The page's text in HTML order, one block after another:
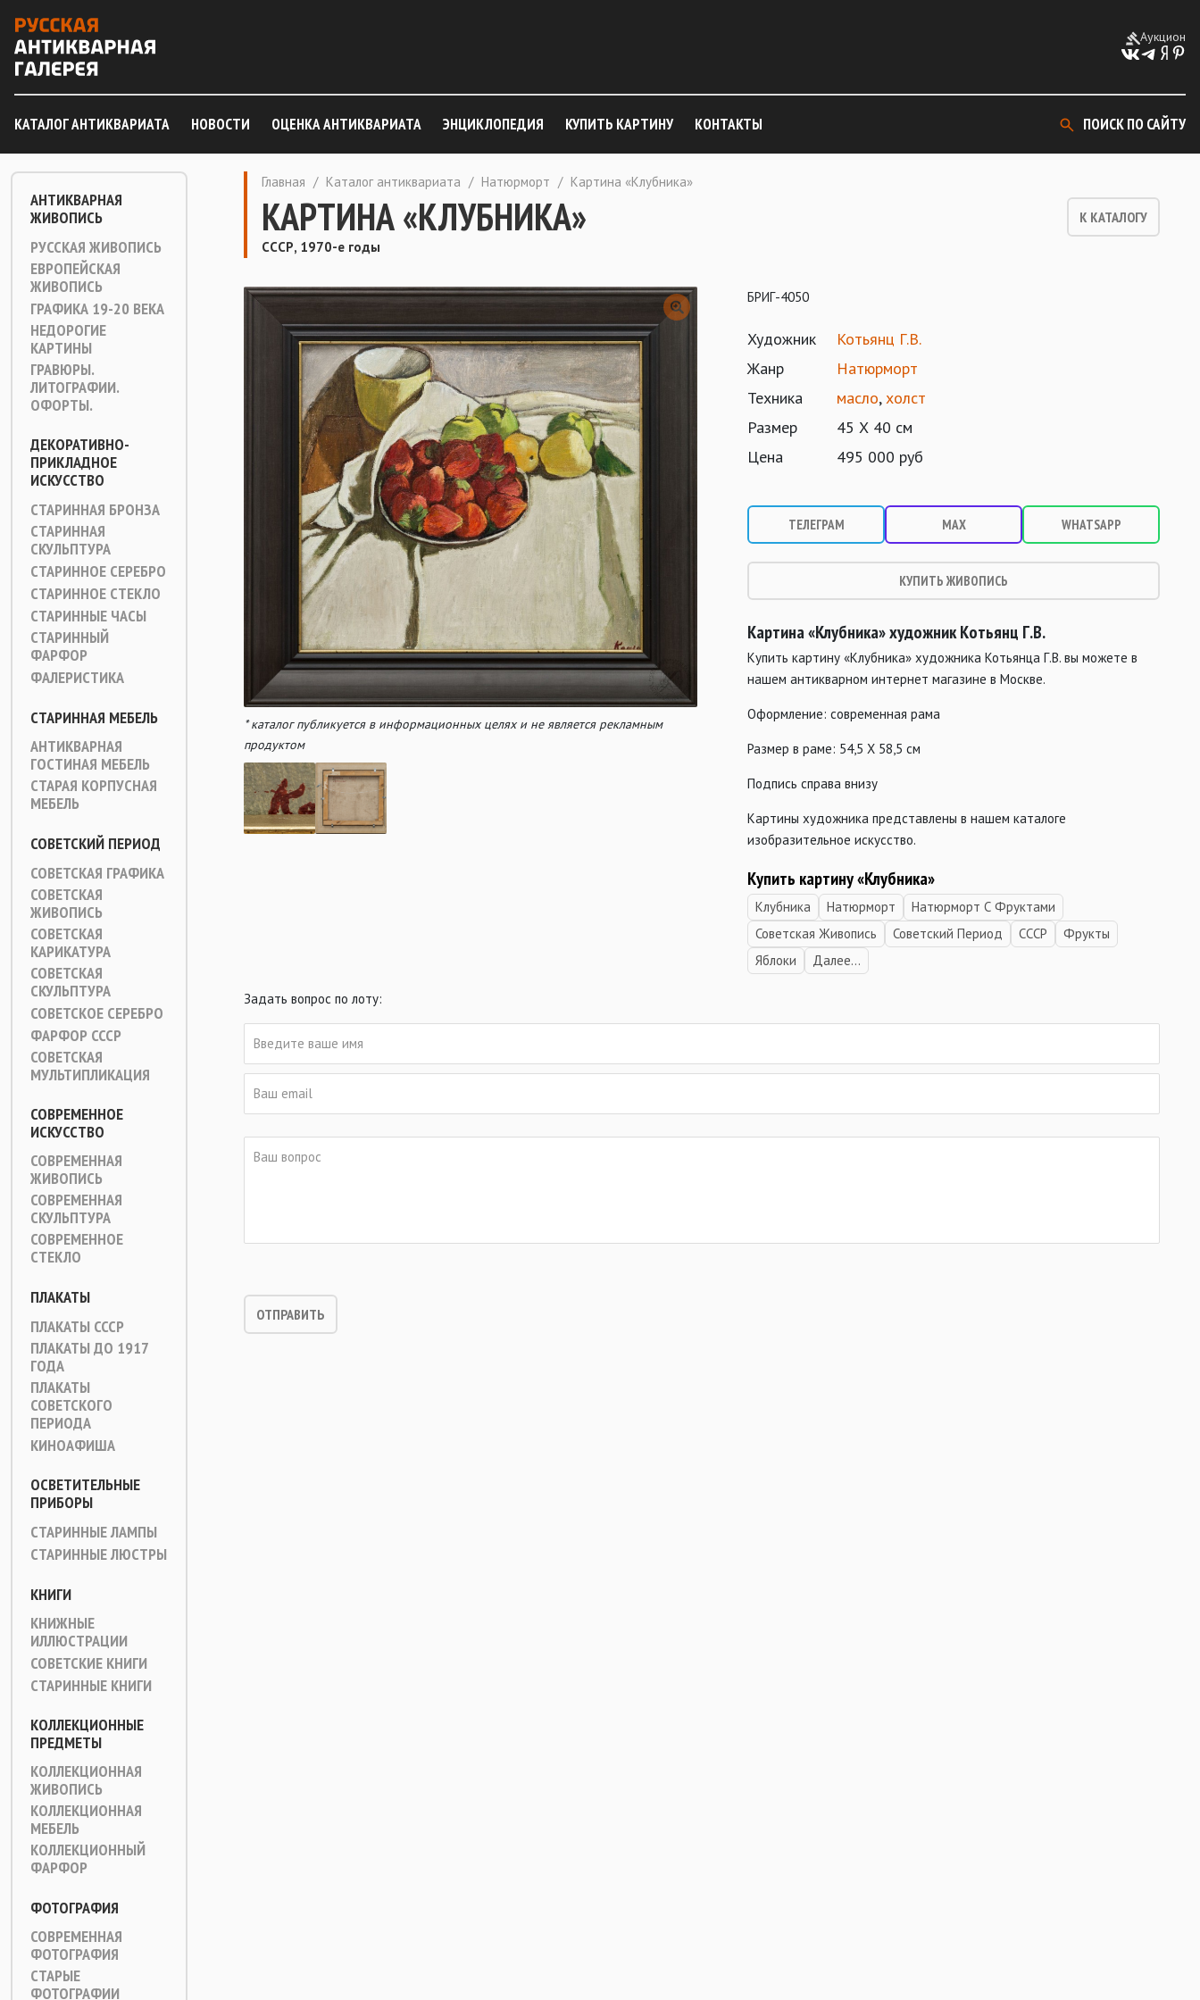
Аукцион
КАТАЛОГ АНТИКВАРИАТА НОВОСТИ ОЦЕНКА АНТИКВАРИАТА ЭНЦИКЛОПЕДИЯ КУПИТЬ КАРТИНУ КОНТАКТЫ ПОИСК ПО САЙТУ
АНТИКВАРНАЯ
ЖИВОПИСЬ
РУССКАЯ ЖИВОПИСЬ
ЕВРОПЕЙСКАЯ
ЖИВОПИСЬ
ГРАФИКА 19-20 ВЕКА
НЕДОРОГИЕ
КАРТИНЫ
ГРАВЮРЫ.
ЛИТОГРАФИИ.
ОФОРТЫ.
ДЕКОРАТИВНО-
ПРИКЛАДНОЕ
ИСКУССТВО
СТАРИННАЯ БРОНЗА
СТАРИННАЯ
СКУЛЬПТУРА
СТАРИННОЕ СЕРЕБРО
СТАРИННОЕ СТЕКЛО
СТАРИННЫЕ ЧАСЫ
СТАРИННЫЙ
ФАРФОР
ФАЛЕРИСТИКА
СТАРИННАЯ МЕБЕЛЬ
АНТИКВАРНАЯ
ГОСТИНАЯ МЕБЕЛЬ
СТАРАЯ КОРПУСНАЯ
МЕБЕЛЬ
СОВЕТСКИЙ ПЕРИОД
СОВЕТСКАЯ ГРАФИКА
СОВЕТСКАЯ
ЖИВОПИСЬ
СОВЕТСКАЯ
КАРИКАТУРА
СОВЕТСКАЯ
СКУЛЬПТУРА
СОВЕТСКОЕ СЕРЕБРО
ФАРФОР СССР
СОВЕТСКАЯ
МУЛЬТИПЛИКАЦИЯ
СОВРЕМЕННОЕ
ИСКУССТВО
СОВРЕМЕННАЯ
ЖИВОПИСЬ
СОВРЕМЕННАЯ
СКУЛЬПТУРА
СОВРЕМЕННОЕ
СТЕКЛО
ПЛАКАТЫ
ПЛАКАТЫ СССР
ПЛАКАТЫ ДО 1917
ГОДА
ПЛАКАТЫ
СОВЕТСКОГО
ПЕРИОДА
КИНОАФИША
ОСВЕТИТЕЛЬНЫЕ
ПРИБОРЫ
СТАРИННЫЕ ЛАМПЫ
СТАРИННЫЕ ЛЮСТРЫ
КНИГИ
КНИЖНЫЕ
ИЛЛЮСТРАЦИИ
СОВЕТСКИЕ КНИГИ
СТАРИННЫЕ КНИГИ
КОЛЛЕКЦИОННЫЕ
ПРЕДМЕТЫ
КОЛЛЕКЦИОННАЯ
ЖИВОПИСЬ
КОЛЛЕКЦИОННАЯ
МЕБЕЛЬ
КОЛЛЕКЦИОННЫЙ
ФАРФОР
ФОТОГРАФИЯ
СОВРЕМЕННАЯ
ФОТОГРАФИЯ
СТАРЫЕ
ФОТОГРАФИИ
Главная / Каталог антиквариата / Натюрморт / Картина «Клубника»
КАРТИНА «КЛУБНИКА» К КАТАЛОГУ
СССР, 1970-е годы
* каталог публикуется в информационных целях и не является рекламным
продуктом
БРИГ-4050
Художник
Котьянц Г.В.
Жанр
Натюрморт
Техника
масло,холст
Размер
45 Х 40 см
Цена
495 000 руб
ТЕЛЕГРАМ MAX WHATSAPP
КУПИТЬ ЖИВОПИСЬ
Картина «Клубника» художник Котьянц Г.В.
Купить картину «Клубника» художника Котьянца Г.В. вы можете в
нашем антикварном интернет магазине в Москве.
Оформление: современная рама
Размер в раме: 54,5 Х 58,5 см
Подпись справа внизу
Картины художника представлены в нашем каталоге
изобразительное искусство.
Купить картину «Клубника»
Клубника Натюрморт
Натюрморт С Фруктами
Советская Живопись
Советский Период СССР
Фрукты
Яблоки
Далее...
Задать вопрос по лоту: